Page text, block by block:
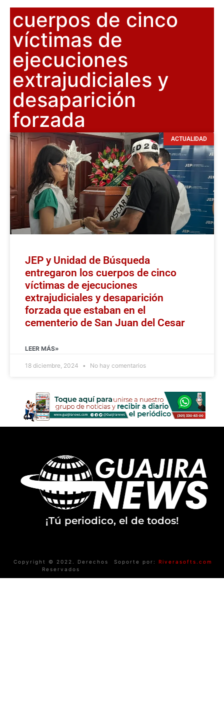
cuerpos de cinco
víctimas de
ejecuciones
extrajudiciales y
desaparición
forzada
ACTUALIDAD
JEP y Unidad de Búsqueda
entregaron los cuerpos de cinco
víctimas de ejecuciones
extrajudiciales y desaparición
forzada que estaban en el
cementerio de San Juan del Cesar
LEER MÁS»
18 diciembre, 2024 No hay comentarios
¡Tú periodico, el de todos!
Copyright © 2022. Derechos
Reservados
Soporte por: Riverasofts.com